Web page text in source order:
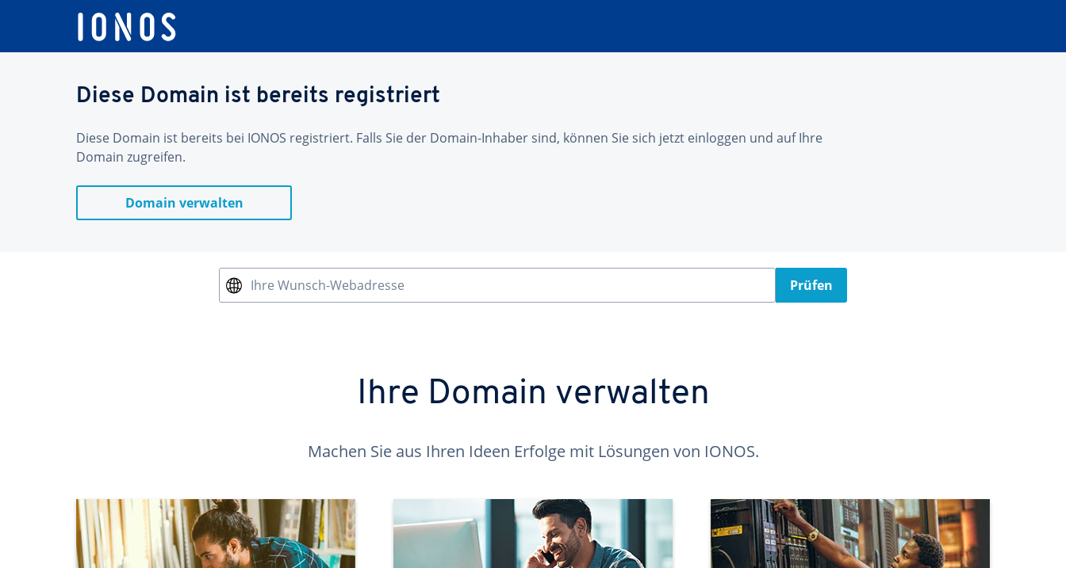
Diese Domain ist bereits registriert
Diese Domain ist bereits bei IONOS registriert. Falls Sie der Domain-Inhaber sind, können Sie sich jetzt einloggen und auf Ihre
Domain zugreifen.
Domain verwalten
Ihre Wunsch-Webadresse Prüfen
Ihre Domain verwalten
Machen Sie aus Ihren Ideen Erfolge mit Lösungen von IONOS.